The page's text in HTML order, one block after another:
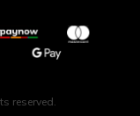
reserved.